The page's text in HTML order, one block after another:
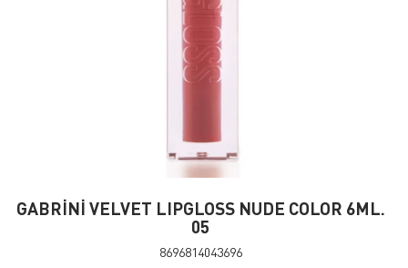
GABRİNİ VELVET LIPGLOSS NUDE COLOR 6ML.
05
8696814043696